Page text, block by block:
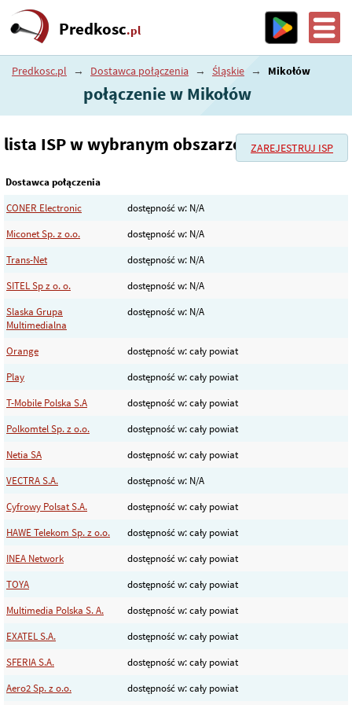
Predkosc.pl
Predkosc.pl → Dostawca połączenia → Śląskie → Mikołów
połączenie w Mikołów
ZAREJESTRUJ ISP
lista ISP w wybranym obszarze
Dostawca połączenia
CONER Electronic
dostępność w: N/A
Miconet Sp. z o.o.
dostępność w: N/A
Trans-Net
dostępność w: N/A
SITEL Sp z o. o.
dostępność w: N/A
Slaska Grupa
Multimedialna
dostępność w: N/A
Orange
dostępność w: cały powiat
Play
dostępność w: cały powiat
T-Mobile Polska S.A
dostępność w: cały powiat
Polkomtel Sp. z o.o.
dostępność w: cały powiat
Netia SA
dostępność w: cały powiat
VECTRA S.A.
dostępność w: N/A
Cyfrowy Polsat S.A.
dostępność w: cały powiat
HAWE Telekom Sp. z o.o.
dostępność w: cały powiat
INEA Network
dostępność w: cały powiat
TOYA
dostępność w: cały powiat
Multimedia Polska S. A.
dostępność w: cały powiat
EXATEL S.A.
dostępność w: cały powiat
SFERIA S.A.
dostępność w: cały powiat
Aero2 Sp. z o.o.
dostępność w: cały powiat